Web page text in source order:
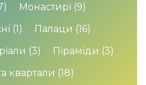
Монастирі (9)
(1) Палаци (16)
(3) Піраміди (3)
квартали (18)